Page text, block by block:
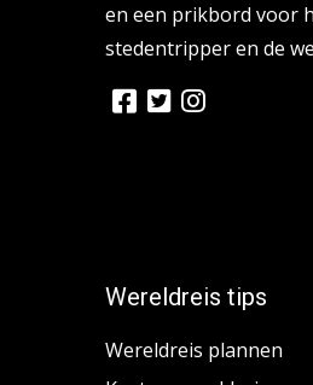
en een prikbord voor
stedentripper en de
Wereldreis tips
Wereldreis plannen